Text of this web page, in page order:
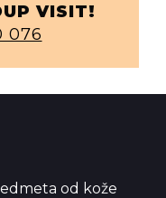
VISIT!
076
od kože